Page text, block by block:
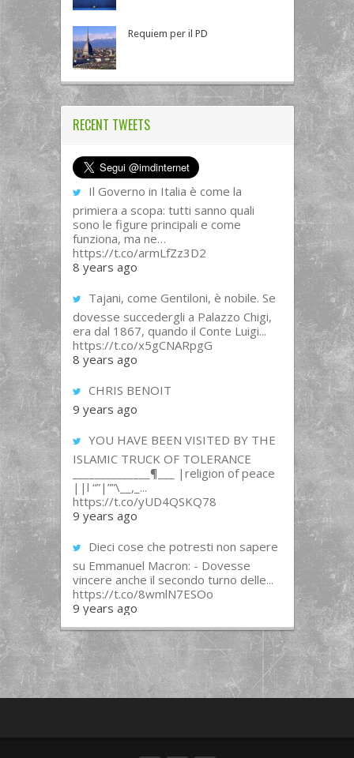
Requiem per il PD
RECENT TWEETS
Il Governo in Italia è come la
primiera a scopa: tutti sanno quali
sono le figure principali e come
funziona, ma ne…
https://t.co/armLfZz3D2
8 years ago
Tajani, come Gentiloni, è nobile. Se
dovesse succedergli a Palazzo Chigi,
era dal 1867, quando il Conte Luigi...
https://t.co/x5gCNARpgG
8 years ago
CHRIS BENOIT
9 years ago
YOU HAVE BEEN VISITED BY THE
ISLAMIC TRUCK OF TOLERANCE
______________¶___ |religion of peace
||l “”|””\__,_...
https://t.co/yUD4QSKQ78
9 years ago
Dieci cose che potresti non sapere
su Emmanuel Macron: - Dovesse
vincere anche il secondo turno delle...
https://t.co/8wmlN7ESOo
9 years ago